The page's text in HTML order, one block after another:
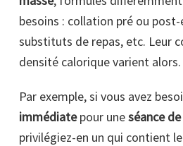
besoins : collation pré ou
substituts de repas, etc. Leur
densité calorique varient alors.
Par exemple, si vous avez
immédiatepour uneséance
privilégiez-en un qui contient